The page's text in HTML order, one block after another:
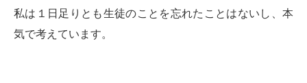
私は１日足りとも生徒のことを忘れたことはないし、本
気で考えています。